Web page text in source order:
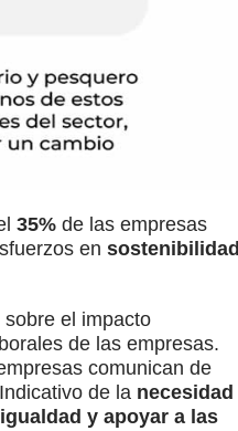
35% de las empresas
en sostenibilidad
el impacto
de las empresas.
comunican de
de la necesidad
y apoyar a las